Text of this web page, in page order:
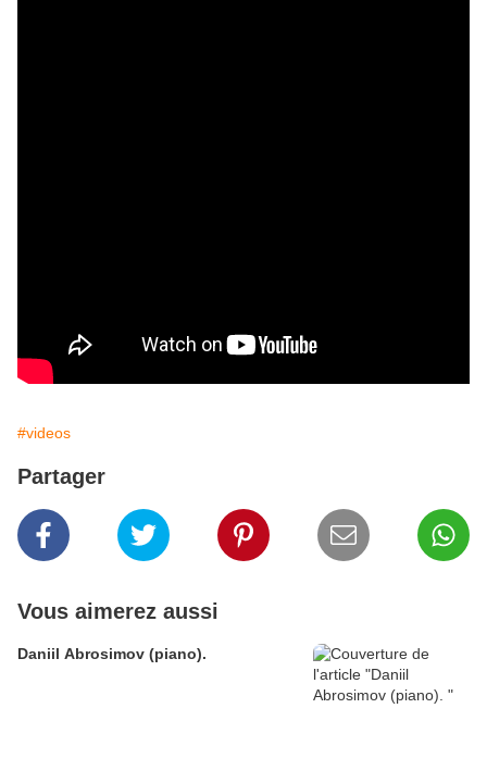
#videos
Partager
Vous aimerez aussi
Daniil Abrosimov (piano).